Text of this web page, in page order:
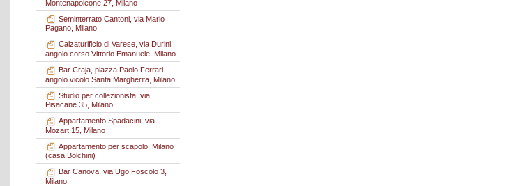
Montenapoleone 27, Milano
Seminterrato Cantoni, via Mario
Pagano, Milano
Calzaturificio di Varese, via Durini
angolo corso Vittorio Emanuele, Milano
Bar Craja, piazza Paolo Ferrari
angolo vicolo Santa Margherita, Milano
Studio per collezionista, via
Pisacane 35, Milano
Appartamento Spadacini, via
Mozart 15, Milano
Appartamento per scapolo, Milano
(casa Bolchini)
Bar Canova, via Ugo Foscolo 3,
Milano